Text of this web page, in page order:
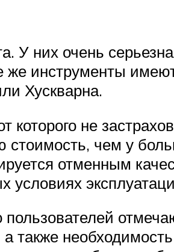
У них очень
же инструменты
Хускварна.
которого не
чем у
отменным
также